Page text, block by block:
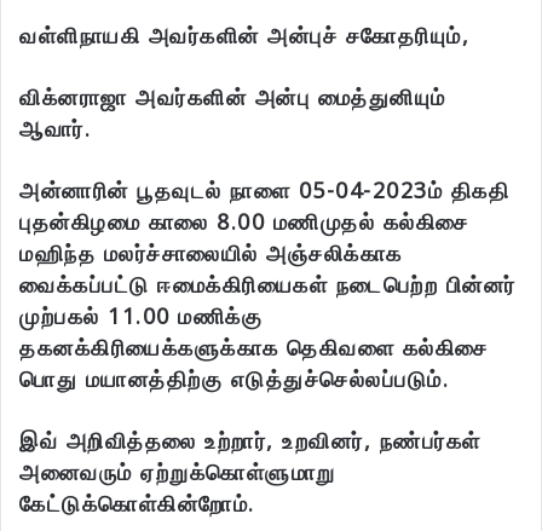
வள்ளிநாயகி அவர்களின் அன்புச் சகோதரியும்,
விக்னராஜா அவர்களின் அன்பு மைத்துனியும்
ஆவார்.
அன்னாரின் பூதவுடல் நாளை 05-04-2023ம் திகதி
புதன்கிழமை காலை 8.00 மணிமுதல் கல்கிசை
மஹிந்த மலர்ச்சாலையில் அஞ்சலிக்காக
வைக்கப்பட்டு ஈமைக்கிரியைகள் நடைபெற்ற பின்னர்
முற்பகல் 11.00 மணிக்கு
தகனக்கிரியைக்களுக்காக தெகிவளை கல்கிசை
பொது மயானத்திற்கு எடுத்துச்செல்லப்படும்.
இவ் அறிவித்தலை உற்றார், உறவினர், நண்பர்கள்
அனைவரும் ஏற்றுக்கொள்ளுமாறு
கேட்டுக்கொள்கின்றோம்.